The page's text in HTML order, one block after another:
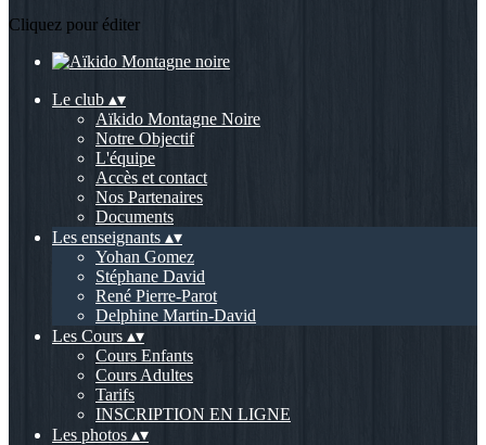
Cliquez pour éditer
Le club ▴▾
Aïkido Montagne Noire
Notre Objectif
L'équipe
Accès et contact
Nos Partenaires
Documents
Les enseignants ▴▾
Yohan Gomez
Stéphane David
René Pierre-Parot
Delphine Martin-David
Les Cours ▴▾
Cours Enfants
Cours Adultes
Tarifs
INSCRIPTION EN LIGNE
Les photos ▴▾